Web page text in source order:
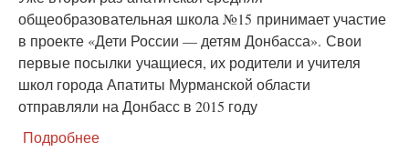
Луч
(ЛНР).
ТВ
СВ-
ДНР
691
общеобразовательная школа №15 принимает участие
в проекте «Дети России — детям Донбасса». Свои
первые посылки учащиеся, их родители и учителя
школ города Апатиты Мурманской области
отправляли на Донбасс в 2015 году
Подробнее